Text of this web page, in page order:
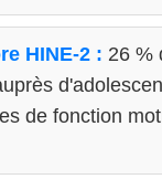
HINE-2 : 26 %
de fonction